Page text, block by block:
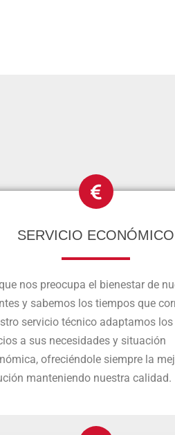
SERVICIO ECONÓMICO
nos preocupa el bienestar de
y sabemos los tiempos que
servicio técnico adaptamos los
a sus necesidades y situación
ofreciéndole siempre la
manteniendo nuestra calidad.